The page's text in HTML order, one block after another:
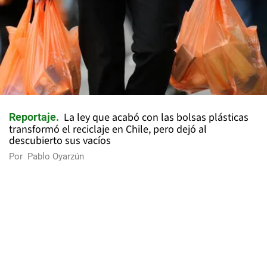
Reportaje
La ley que acabó con las bolsas plásticas
transformó el reciclaje en Chile, pero dejó al
descubierto sus vacíos
Por Pablo Oyarzún